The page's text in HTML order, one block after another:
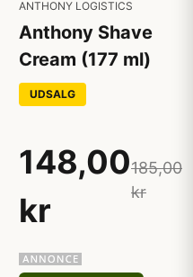
ANTHONY LOGISTICS
Anthony Shave
Cream (177 ml)
UDSALG
148,00
kr
185,00
kr